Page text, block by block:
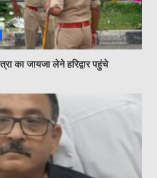
का जायजा लेने हरिद्वार पहुंचे